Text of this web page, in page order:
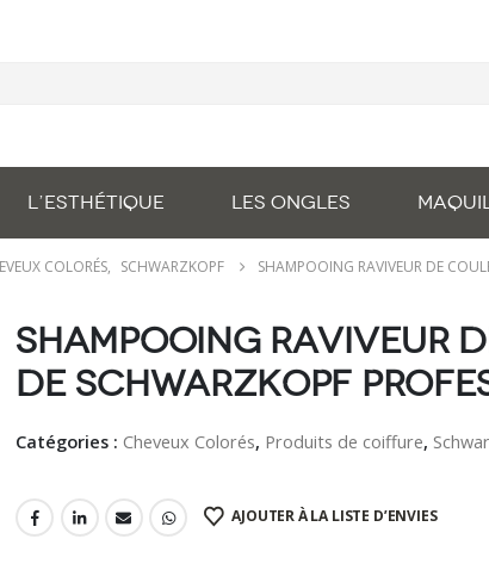
L’ESTHÉTIQUE LES ONGLES
COLORÉS, SCHWARZKOPF SHAMPOOING RAVIVEUR DE
Shampooing Raviveur
de Schwarzkopf
Catégories : Cheveux Colorés, Produits de coiffure,
AJOUTER À LA LISTE D’ENVIES